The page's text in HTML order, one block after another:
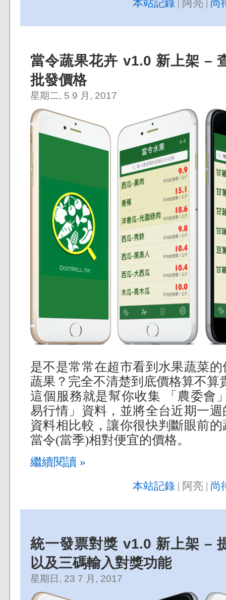
本站記錄 | 阿亮 | 尚
當令蔬果花卉 v1.0 新上架 –
批發價格
星期二, 5 9 月, 2017
是不是常常在超市看到水果蔬菜
蔬果？完全不清楚到底價格算不算
這個服務就是幫你收集 「農委會
易行情」資料，並將全台近期一
資料相比較，讓你很快判斷眼前
當令(當季)相對便宜的價格。
繼續閱讀 »
本站記錄 | 阿亮 | 尚
統一發票對獎 v1.0 新上架 –
以及三碼輸入對獎功能
星期日, 23 7 月, 2017